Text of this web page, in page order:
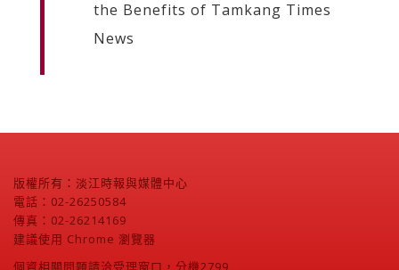
the Benefits of Tamkang Times
News
版權所有：淡江時報與媒體中心
電話：02-26250584
傳真：02-26214169
建議使用 Chrome 瀏覽器
個資相關問題請洽受理窗口，分機2799